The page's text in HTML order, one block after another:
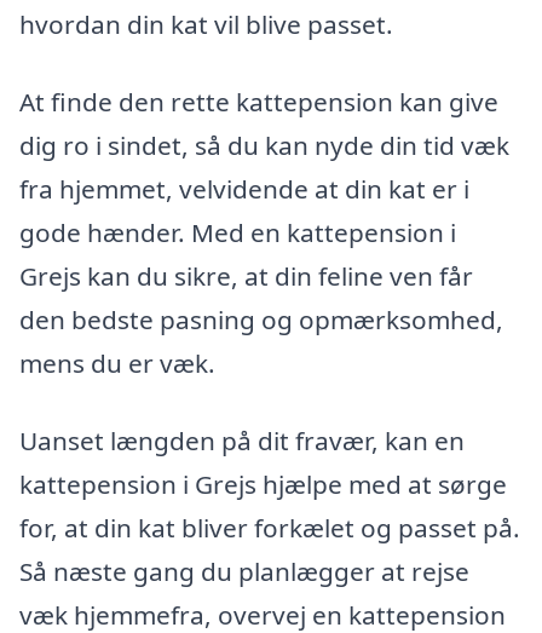
hvordan din kat vil blive passet.
At finde den rette kattepension kan give
dig ro i sindet, så du kan nyde din tid væk
fra hjemmet, velvidende at din kat er i
gode hænder. Med en kattepension i
Grejs kan du sikre, at din feline ven får
den bedste pasning og opmærksomhed,
mens du er væk.
Uanset længden på dit fravær, kan en
kattepension i Grejs hjælpe med at sørge
for, at din kat bliver forkælet og passet på.
Så næste gang du planlægger at rejse
væk hjemmefra, overvej en kattepension